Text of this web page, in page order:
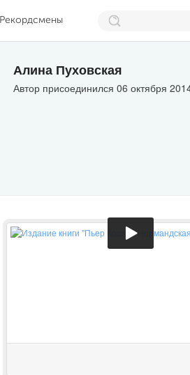
Рекордсмены
Алина Пуховская
Автор присоединился 06 октября